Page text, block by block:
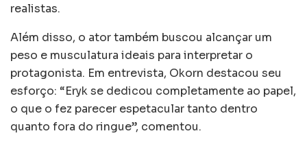
realistas.
Além disso, o ator também buscou alcançar um
peso e musculatura ideais para interpretar o
protagonista. Em entrevista, Okorn destacou seu
esforço: “Eryk se dedicou completamente ao papel,
o que o fez parecer espetacular tanto dentro
quanto fora do ringue”, comentou.